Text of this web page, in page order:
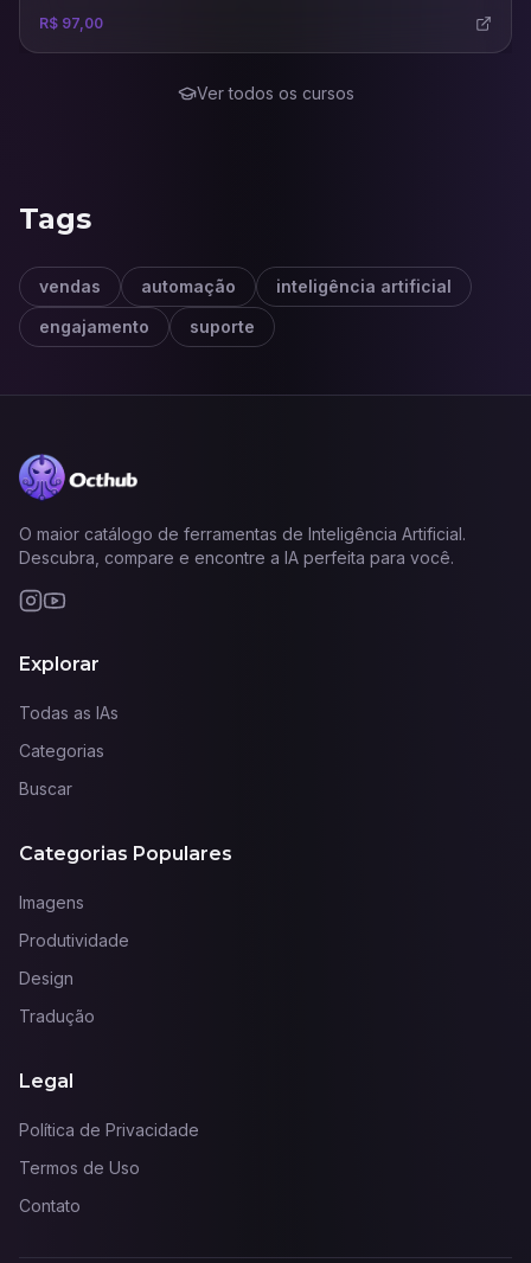
R$ 97,00
Ver todos os cursos
Tags
vendas automação
inteligência artificial
engajamento
suporte
O maior catálogo de ferramentas de Inteligência Artificial.
Descubra, compare e encontre a IA perfeita para você.
Explorar
Todas as IAs
Categorias
Buscar
Categorias Populares
Imagens
Produtividade
Design
Tradução
Legal
Política de Privacidade
Termos de Uso
Contato